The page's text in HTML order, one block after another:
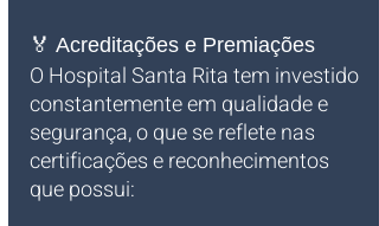
🏅 Acreditações e Premiações
O Hospital Santa Rita tem investido
constantemente em qualidade e
segurança, o que se reflete nas
certificações e reconhecimentos
que possui: